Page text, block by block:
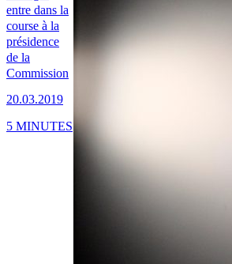
entre dans la
course à la
présidence
de la
Commission
20.03.2019
5 MINUTES